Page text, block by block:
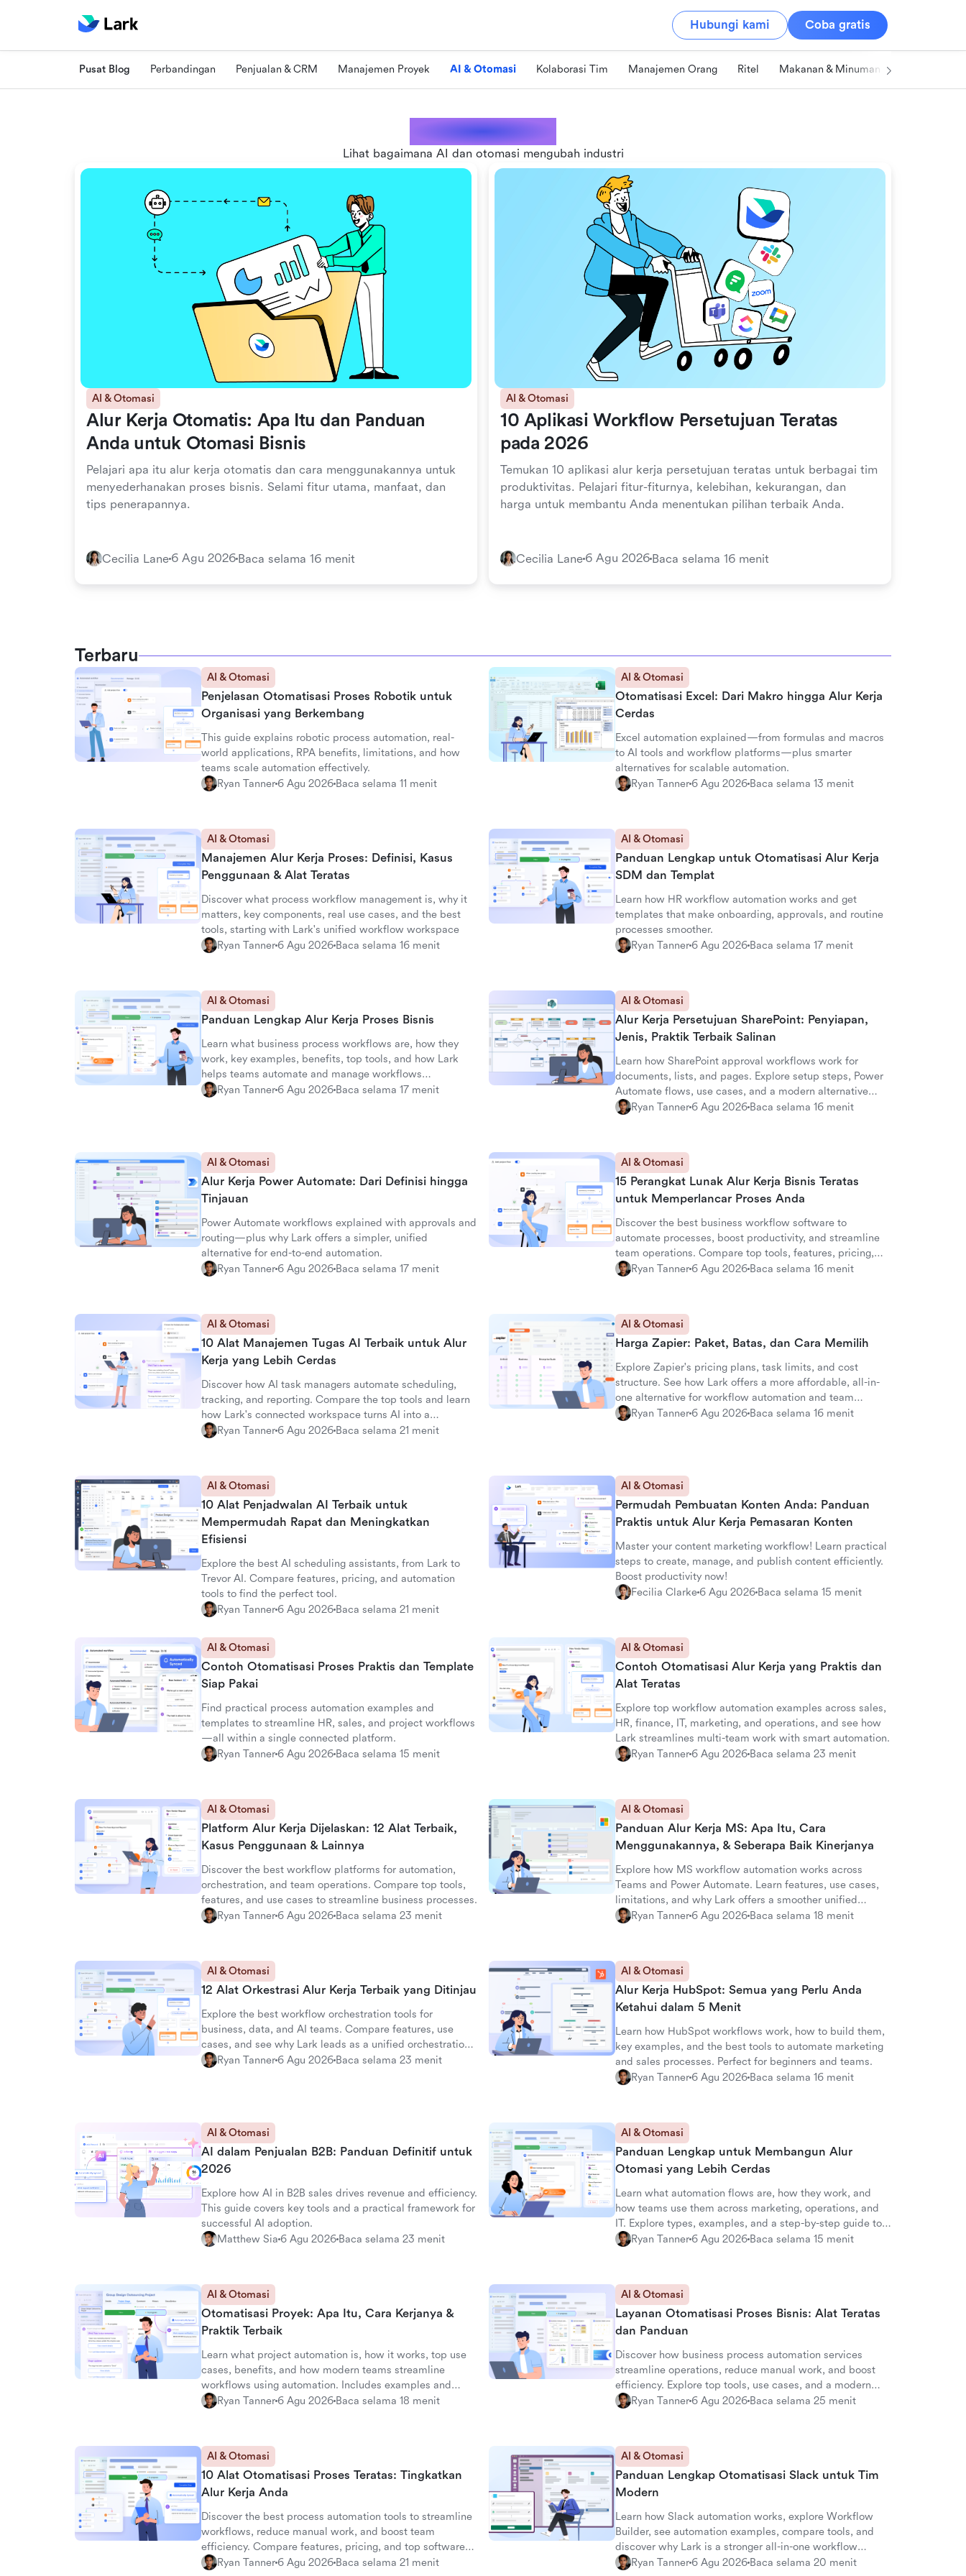
Hubungi kami Coba gratis
Pusat Blog Perbandingan Penjualan & CRM Manajemen Proyek AI & Otomasi Kolaborasi Tim Manajemen Orang Ritel Makanan & Minuman
AI & Otomasi
Lihat bagaimana AI dan otomasi mengubah industri
AI & Otomasi
Alur Kerja Otomatis: Apa Itu dan Panduan
Anda untuk Otomasi Bisnis
Pelajari apa itu alur kerja otomatis dan cara menggunakannya untuk
menyederhanakan proses bisnis. Selami fitur utama, manfaat, dan
tips penerapannya.
Cecilia Lane 6 Agu 2026 Baca selama 16 menit
AI & Otomasi
10 Aplikasi Workflow Persetujuan Teratas
pada 2026
Temukan 10 aplikasi alur kerja persetujuan teratas untuk berbagai tim
produktivitas. Pelajari fitur-fiturnya, kelebihan, kekurangan, dan
harga untuk membantu Anda menentukan pilihan terbaik Anda.
Cecilia Lane 6 Agu 2026 Baca selama 16 menit
Terbaru
AI & Otomasi
Penjelasan Otomatisasi Proses Robotik untuk
Organisasi yang Berkembang
This guide explains robotic process automation, real-
world applications, RPA benefits, limitations, and how
teams scale automation effectively.
Ryan Tanner 6 Agu 2026 Baca selama 11 menit
AI & Otomasi
Otomatisasi Excel: Dari Makro hingga Alur Kerja
Cerdas
Excel automation explained—from formulas and macros
to AI tools and workflow platforms—plus smarter
alternatives for scalable automation.
Ryan Tanner 6 Agu 2026 Baca selama 13 menit
AI & Otomasi
Manajemen Alur Kerja Proses: Definisi, Kasus
Penggunaan & Alat Teratas
Discover what process workflow management is, why it
matters, key components, real use cases, and the best
tools, starting with Lark's unified workflow workspace
Ryan Tanner 6 Agu 2026 Baca selama 16 menit
AI & Otomasi
Panduan Lengkap untuk Otomatisasi Alur Kerja
SDM dan Templat
Learn how HR workflow automation works and get
templates that make onboarding, approvals, and routine
processes smoother.
Ryan Tanner 6 Agu 2026 Baca selama 17 menit
AI & Otomasi
Panduan Lengkap Alur Kerja Proses Bisnis
Learn what business process workflows are, how they
work, key examples, benefits, top tools, and how Lark
helps teams automate and manage workflows
seamlessly.
Ryan Tanner 6 Agu 2026 Baca selama 17 menit
AI & Otomasi
Alur Kerja Persetujuan SharePoint: Penyiapan,
Jenis, Praktik Terbaik Salinan
Learn how SharePoint approval workflows work for
documents, lists, and pages. Explore setup steps, Power
Automate flows, use cases, and a modern alternative
with Lark.
Ryan Tanner 6 Agu 2026 Baca selama 16 menit
AI & Otomasi
Alur Kerja Power Automate: Dari Definisi hingga
Tinjauan
Power Automate workflows explained with approvals and
routing—plus why Lark offers a simpler, unified
alternative for end-to-end automation.
Ryan Tanner 6 Agu 2026 Baca selama 17 menit
AI & Otomasi
15 Perangkat Lunak Alur Kerja Bisnis Teratas
untuk Memperlancar Proses Anda
Discover the best business workflow software to
automate processes, boost productivity, and streamline
team operations. Compare top tools, features, pricing,
and benefits.
Ryan Tanner 6 Agu 2026 Baca selama 16 menit
AI & Otomasi
10 Alat Manajemen Tugas AI Terbaik untuk Alur
Kerja yang Lebih Cerdas
Discover how AI task managers automate scheduling,
tracking, and reporting. Compare the top tools and learn
how Lark's connected workspace turns AI into a
productivity advantage.
Ryan Tanner 6 Agu 2026 Baca selama 21 menit
AI & Otomasi
Harga Zapier: Paket, Batas, dan Cara Memilih
Explore Zapier's pricing plans, task limits, and cost
structure. See how Lark offers a more affordable, all-in-
one alternative for workflow automation and team
collaboration.
Ryan Tanner 6 Agu 2026 Baca selama 16 menit
AI & Otomasi
10 Alat Penjadwalan AI Terbaik untuk
Mempermudah Rapat dan Meningkatkan
Efisiensi
Explore the best AI scheduling assistants, from Lark to
Trevor AI. Compare features, pricing, and automation
tools to find the perfect tool.
Ryan Tanner 6 Agu 2026 Baca selama 21 menit
AI & Otomasi
Permudah Pembuatan Konten Anda: Panduan
Praktis untuk Alur Kerja Pemasaran Konten
Master your content marketing workflow! Learn practical
steps to create, manage, and publish content efficiently.
Boost productivity now!
Fecilia Clarke 6 Agu 2026 Baca selama 15 menit
AI & Otomasi
Contoh Otomatisasi Proses Praktis dan Template
Siap Pakai
Find practical process automation examples and
templates to streamline HR, sales, and project workflows
—all within a single connected platform.
Ryan Tanner 6 Agu 2026 Baca selama 15 menit
AI & Otomasi
Contoh Otomatisasi Alur Kerja yang Praktis dan
Alat Teratas
Explore top workflow automation examples across sales,
HR, finance, IT, marketing, and operations, and see how
Lark streamlines multi-team work with smart automation.
Ryan Tanner 6 Agu 2026 Baca selama 23 menit
AI & Otomasi
Platform Alur Kerja Dijelaskan: 12 Alat Terbaik,
Kasus Penggunaan & Lainnya
Discover the best workflow platforms for automation,
orchestration, and team operations. Compare top tools,
features, and use cases to streamline business processes.
Ryan Tanner 6 Agu 2026 Baca selama 23 menit
AI & Otomasi
Panduan Alur Kerja MS: Apa Itu, Cara
Menggunakannya, & Seberapa Baik Kinerjanya
Explore how MS workflow automation works across
Teams and Power Automate. Learn features, use cases,
limitations, and why Lark offers a smoother unified
alternative.
Ryan Tanner 6 Agu 2026 Baca selama 18 menit
AI & Otomasi
12 Alat Orkestrasi Alur Kerja Terbaik yang Ditinjau
Explore the best workflow orchestration tools for
business, data, and AI teams. Compare features, use
cases, and see why Lark leads as a unified orchestration
platform.
Ryan Tanner 6 Agu 2026 Baca selama 23 menit
AI & Otomasi
Alur Kerja HubSpot: Semua yang Perlu Anda
Ketahui dalam 5 Menit
Learn how HubSpot workflows work, how to build them,
key examples, and the best tools to automate marketing
and sales processes. Perfect for beginners and teams.
Ryan Tanner 6 Agu 2026 Baca selama 16 menit
AI & Otomasi
AI dalam Penjualan B2B: Panduan Definitif untuk
2026
Explore how AI in B2B sales drives revenue and efficiency.
This guide covers key tools and a practical framework for
successful AI adoption.
Matthew Sia 6 Agu 2026 Baca selama 23 menit
AI & Otomasi
Panduan Lengkap untuk Membangun Alur
Otomasi yang Lebih Cerdas
Learn what automation flows are, how they work, and
how teams use them across marketing, operations, and
IT. Explore types, examples, and a step-by-step guide to
building flows in Lark.
Ryan Tanner 6 Agu 2026 Baca selama 15 menit
AI & Otomasi
Otomatisasi Proyek: Apa Itu, Cara Kerjanya &
Praktik Terbaik
Learn what project automation is, how it works, top use
cases, benefits, and how modern teams streamline
workflows using automation. Includes examples and
expert tips.
Ryan Tanner 6 Agu 2026 Baca selama 18 menit
AI & Otomasi
Layanan Otomatisasi Proses Bisnis: Alat Teratas
dan Panduan
Discover how business process automation services
streamline operations, reduce manual work, and boost
efficiency. Explore top tools, use cases, and a modern
alternative with unified workflow logic.
Ryan Tanner 6 Agu 2026 Baca selama 25 menit
AI & Otomasi
10 Alat Otomatisasi Proses Teratas: Tingkatkan
Alur Kerja Anda
Discover the best process automation tools to streamline
workflows, reduce manual work, and boost team
efficiency. Compare features, pricing, and top software
picks.Ryan Tanner 6 Agu 2026 Baca selama 21 menit
AI & Otomasi
Panduan Lengkap Otomatisasi Slack untuk Tim
Modern
Learn how Slack automation works, explore Workflow
Builder, see automation examples, compare tools, and
discover why Lark is a stronger all-in-one workflow
platform.
Ryan Tanner 6 Agu 2026 Baca selama 20 menit